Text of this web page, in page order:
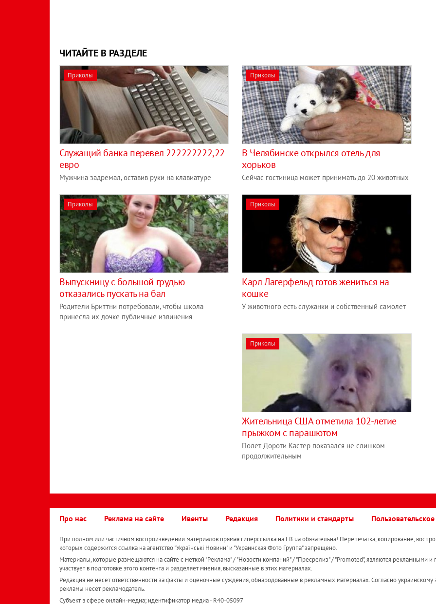
ЧИТАЙТЕ В РАЗДЕЛЕ
Приколы
Служащий банка перевел 222222222,22
евро
Мужчина задремал, оставив руки на клавиатуре
Приколы
В Челябинске открылся отель для
хорьков
Сейчас гостиница может принимать до 20 животных
Приколы
Выпускницу с большой грудью
отказались пускать на бал
Родители Бриттни потребовали, чтобы школа
принесла их дочке публичные извинения
Приколы
Карл Лагерфельд готов жениться на
кошке
У животного есть служанки и собственный самолет
Приколы
Жительница США отметила 102-летие
прыжком с парашютом
Полет Дороти Кастер показался не слишком
продолжительным
Про нас Реклама на сайте Ивенты Редакция Политики и стандарты
При полном или частичном воспроизведении материалов прямая гиперссылка на LB.ua обязательна! Перепечатка, копирование,
которых содержится ссылка на агентство "Українськi Новини" и "Украинская Фото Группа" запрещено.
Материалы, которые размещаются на сайте с меткой "Реклама" / "Новости компаний" / "Пресрелиз" / "Promoted", являются рекламными и
участвует в подготовке этого контента и разделяет мнения, высказанные в этих материалах.
Редакция не несет ответственности за факты и оценочные суждения, обнародованные в рекламных материалах. Согласно украинскому
рекламы несет рекламодатель.
Субъект в сфере онлайн-медиа; идентификатор медиа - R40-05097